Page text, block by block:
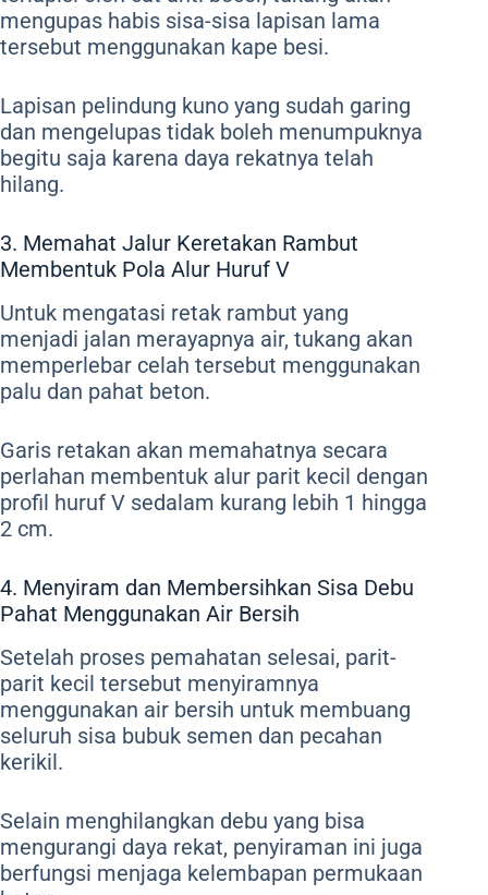
mengupas habis sisa-sisa lapisan lama
tersebut menggunakan kape besi.
Lapisan pelindung kuno yang sudah garing
dan mengelupas tidak boleh menumpuknya
begitu saja karena daya rekatnya telah
hilang.
3. Memahat Jalur Keretakan Rambut
Membentuk Pola Alur Huruf V
Untuk mengatasi retak rambut yang
menjadi jalan merayapnya air, tukang akan
memperlebar celah tersebut menggunakan
palu dan pahat beton.
Garis retakan akan memahatnya secara
perlahan membentuk alur parit kecil dengan
profil huruf V sedalam kurang lebih 1 hingga
2 cm.
4. Menyiram dan Membersihkan Sisa Debu
Pahat Menggunakan Air Bersih
Setelah proses pemahatan selesai, parit-
parit kecil tersebut menyiramnya
menggunakan air bersih untuk membuang
seluruh sisa bubuk semen dan pecahan
kerikil.
Selain menghilangkan debu yang bisa
mengurangi daya rekat, penyiraman ini juga
berfungsi menjaga kelembapan permukaan